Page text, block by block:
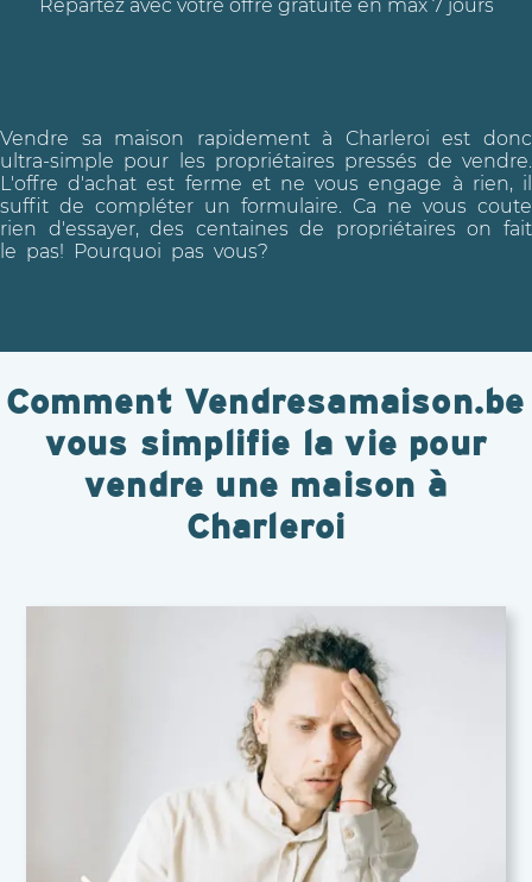
Repartez avec votre offre gratuite en max 7 jours
Vendre sa maison rapidement à Charleroi est donc
ultra-simple pour les propriétaires pressés de vendre.
L'offre d'achat est ferme et ne vous engage à rien, il
suffit de compléter un formulaire. Ca ne vous coute
rien d'essayer, des centaines de propriétaires on fait
le pas! Pourquoi pas vous?
Comment Vendresamaison.be
vous simplifie la vie pour
vendre une maison à
Charleroi